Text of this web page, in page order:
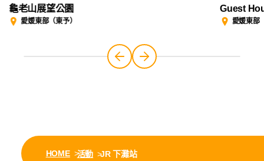
龜老山展望公園
愛媛東部（東予）
Guest
愛媛東部
HOME 活動 JR 下灘站